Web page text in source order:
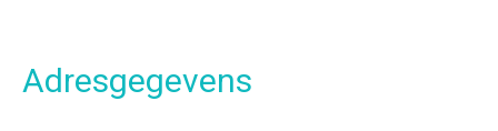
Adresgegevens